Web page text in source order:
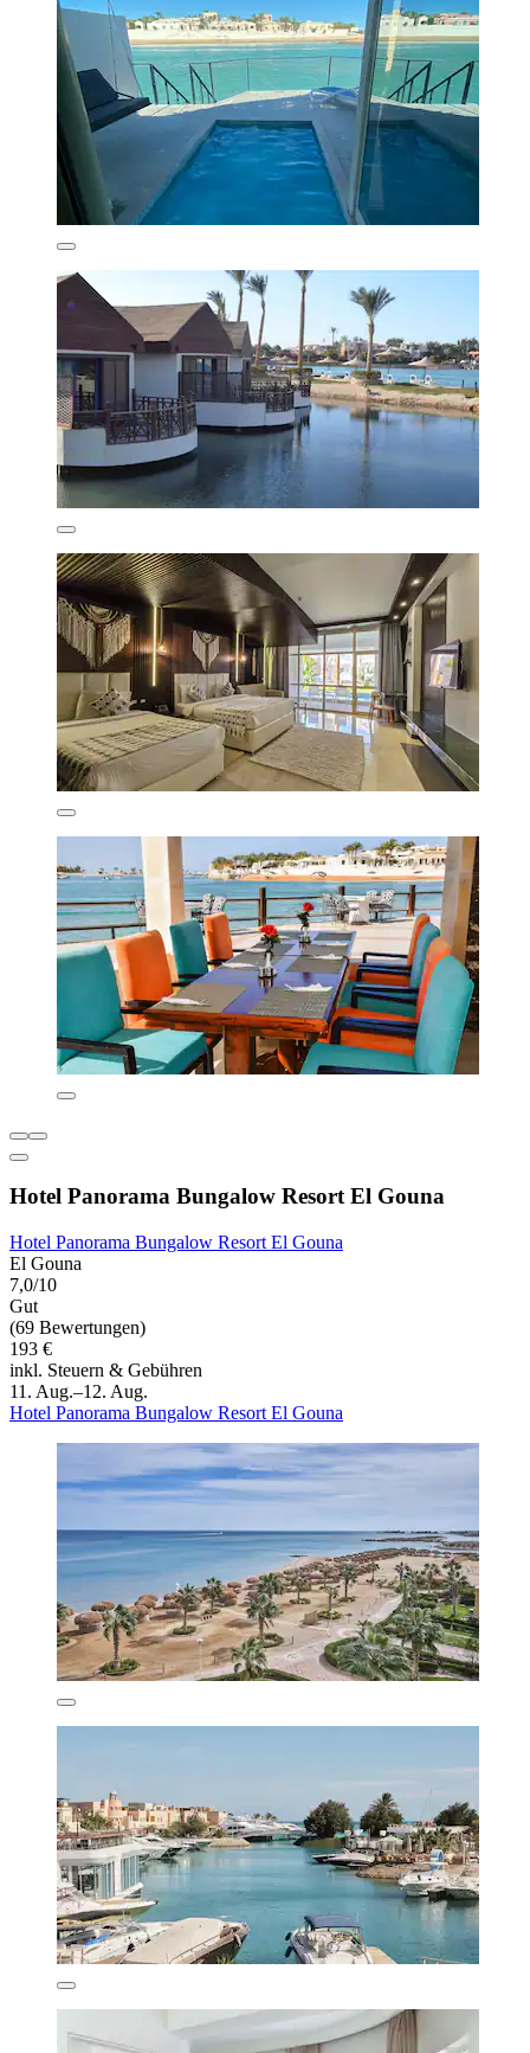
Hotel Panorama Bungalow Resort El Gouna
Hotel Panorama Bungalow Resort El Gouna
El Gouna
7,0/10
Gut
(69 Bewertungen)
193 €
inkl. Steuern & Gebühren
11. Aug.–12. Aug.
Hotel Panorama Bungalow Resort El Gouna